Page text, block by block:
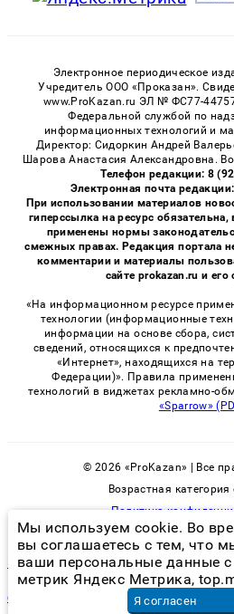
Электронное периодическое
Учредитель ООО «Проказан».
www.ProKazan.ru ЭЛ № ФС77-
Федеральной службой по
информационных технологий и
Директор: Сидоркин Андрей
Шарова Анастасия Александровна.
Телефон редакции: 8
Электронная почта
При использовании материалов
гиперссылка на ресурс
применены нормы
смежных правах. Редакция портала
комментарии и материалы
сайте prokazan.ru и его
«На информационном ресурсе
технологии (информационные
информации на основе сбора,
сведений, относящихся к
«Интернет», находящихся на
Федерации)». Правила
технологий в виджетах рекламно-
«Sparrow»
© 2026 «ProKazan» | Все
Возрастная
Политика
как избавиться от вьюнка на огороде
стоимость укладки настенной плитки
Мы используем cookie. Во
вы соглашаетесь с тем, что
ваши персональные данные
метрик Яндекс Метрика,
Я согласен